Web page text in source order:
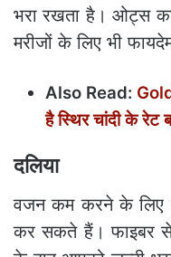
भरा रखता है। ओट्स
मरीजों के लिए भी
Also Read:
है स्थिर चांदी के रेट
दलिया
वजन कम करने के लिए
कर सकते हैं। फाइबर से